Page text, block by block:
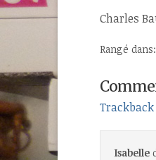
Charles
Rangé dans:
Trackback
Isabelle